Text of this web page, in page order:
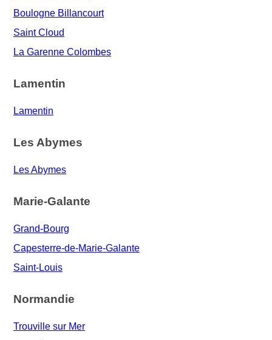
Boulogne Billancourt
Saint Cloud
La Garenne Colombes
Lamentin
Lamentin
Les Abymes
Les Abymes
Marie-Galante
Grand-Bourg
Capesterre-de-Marie-Galante
Saint-Louis
Normandie
Trouville sur Mer